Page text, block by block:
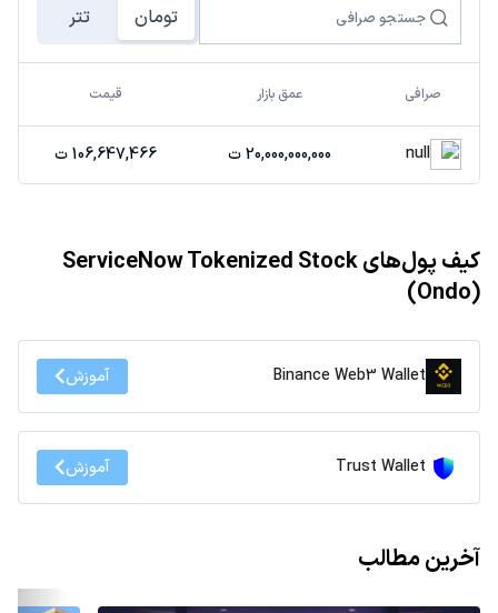
تومان تتر
صرافی عمق بازار قیمت
null 20,000,000,000 ت 106,647,466 ت
کیف پول‌های ServiceNow Tokenized Stock
(Ondo)
Binance Web3 Wallet آموزش
Trust Wallet آموزش
آخرین مطالب